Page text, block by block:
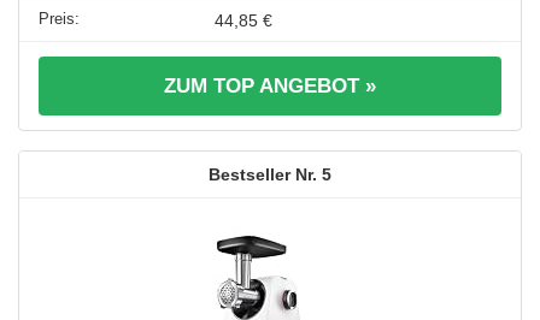
44,85 €
ZUM TOP ANGEBOT »
5